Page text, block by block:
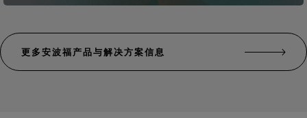
更多安波福产品与解决方案信息